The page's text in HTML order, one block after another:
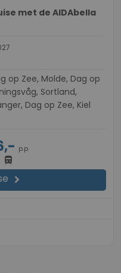
met de AIDAbella
Sortland,
Dag op Zee, Kiel
p.p.
directions_bus
chevron_right